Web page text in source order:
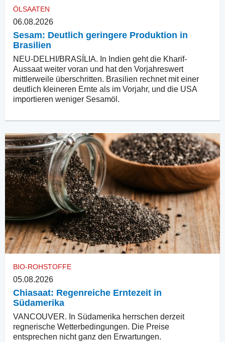
ÖLSAATEN
06.08.2026
Sesam: Deutlich geringere Produktion in
Brasilien
NEU-DELHI/BRASÍLIA. In Indien geht die Kharif-
Aussaat weiter voran und hat den Vorjahreswert
mittlerweile überschritten. Brasilien rechnet mit einer
deutlich kleineren Ernte als im Vorjahr, und die USA
importieren weniger Sesamöl.
BIO-ROHSTOFFE
05.08.2026
Chiasaat: Regenreiche Erntezeit in
Südamerika
VANCOUVER. In Südamerika herrschen derzeit
regnerische Wetterbedingungen. Die Preise
entsprechen nicht ganz den Erwartungen.